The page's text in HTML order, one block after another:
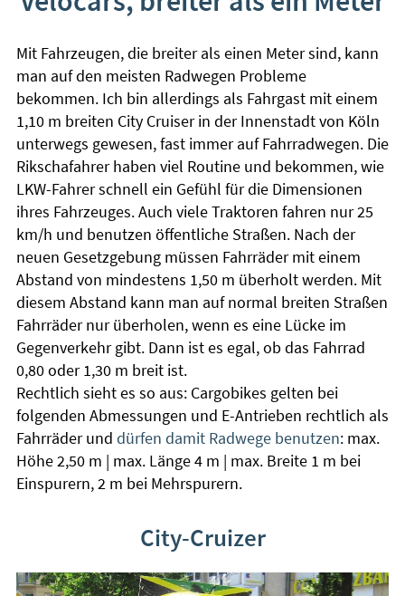
Mit Fahrzeugen, die breiter als einen Meter sind, kann
man auf den meisten Radwegen Probleme
bekommen. Ich bin allerdings als Fahrgast mit einem
1,10 m breiten City Cruiser in der Innenstadt von Köln
unterwegs gewesen, fast immer auf Fahrradwegen. Die
Rikschafahrer haben viel Routine und bekommen, wie
LKW-Fahrer schnell ein Gefühl für die Dimensionen
ihres Fahrzeuges. Auch viele Traktoren fahren nur 25
km/h und benutzen öffentliche Straßen. Nach der
neuen Gesetzgebung müssen Fahrräder mit einem
Abstand von mindestens 1,50 m überholt werden. Mit
diesem Abstand kann man auf normal breiten Straßen
Fahrräder nur überholen, wenn es eine Lücke im
Gegenverkehr gibt. Dann ist es egal, ob das Fahrrad
0,80 oder 1,30 m breit ist.
Rechtlich sieht es so aus: Cargobikes gelten bei
folgenden Abmessungen und E-Antrieben rechtlich als
Fahrräder und dürfen damit Radwege benutzen: max.
Höhe 2,50 m | max. Länge 4 m | max. Breite 1 m bei
Einspurern, 2 m bei Mehrspurern.
City-Cruizer